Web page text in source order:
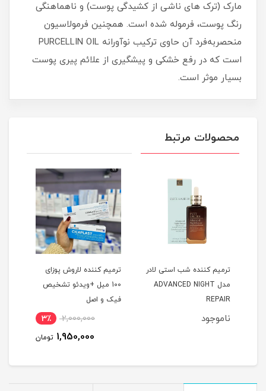
مارک (ترک های ناشی از کشیدگی پوست) و ناهماهنگی
رنگ پوست، فرموله شده است. همچنین فرمولاسیون
منحصربه‌فرد آن حاوی ترکیب نوآورانه PURCELLIN OIL
است که در رفع خشکی و پیشگیری از علائم پیری پوست
بسیار موثر است.
محصولات مرتبط
ترمیم کننده شب استی لادر
مدل ADVANCED NIGHT
REPAIR
ناموجود
ترمیم کننده لاروش پوزای
100 میل +ویدئو تشخيص
فیک و اصل
2,000,000 3٪
1,950,000 تومان